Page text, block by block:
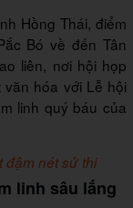
Hồng Thái, điểm
Bó về đến Tân
liên, nơi hội họp
văn hóa với Lễ hội
linh quý báu của
đậm nét sử thi
linh sâu lắng